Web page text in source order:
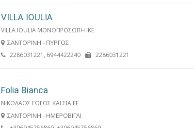
VILLA IOULIA
VILLA IOULIA ΜΟΝΟΠΡΟΣΩΠΗ ΙΚΕ
ΣΑΝΤΟΡΙΝΗ - ΠΥΡΓΟΣ
2286031221, 6944422240 2286031221
Folia Bianca
ΝΙΚΟΛΑΟΣ ΓΩΓΟΣ ΚΑΙ ΣΙΑ ΕΕ
ΣΑΝΤΟΡΙΝΗ - ΗΜΕΡΟΒΙΓΛΙ